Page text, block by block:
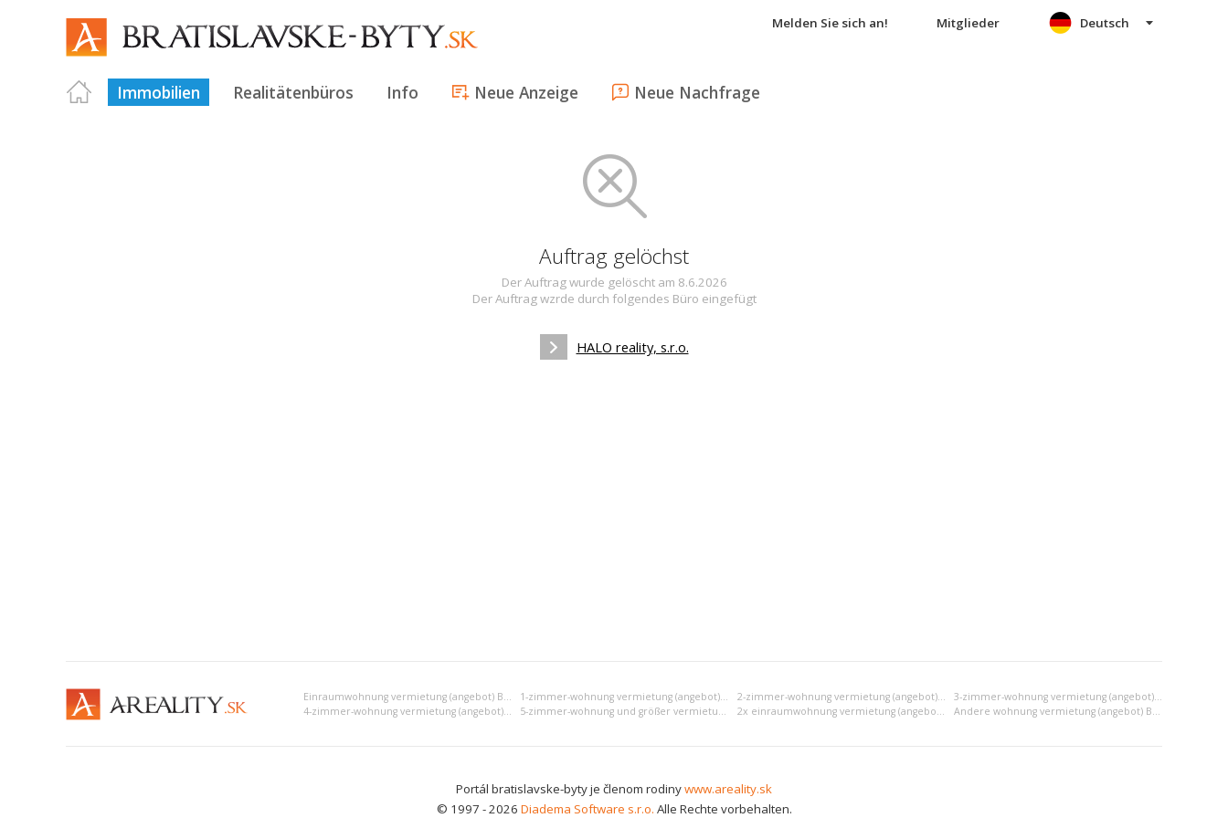
Melden Sie sich an! Mitglieder
Immobilien Realitätenbüros Info Neue Anzeige Neue Nachfrage
Deutsch
Auftrag gelöchst
Der Auftrag wurde gelöscht am 8.6.2026
Der Auftrag wzrde durch folgendes Büro eingefügt
HALO reality, s.r.o.
Einraumwohnung vermietung (angebot) Bratislava V 1-zimmer-wohnung vermietung (angebot) Bratislava V 2-zimmer-wohnung vermietung (angebot) Bratislava V
3-zimmer-wohnung vermietung (angebot) Bratislava V
4-zimmer-wohnung vermietung (angebot) Bratislava V
5-zimmer-wohnung und größer vermietung (angebot) Bratislava V 2x einraumwohnung vermietung (angebot) Bratislava V Andere wohnung vermietung (angebot) Bratislava V
Portál bratislavske-byty je členom rodinywww.areality.sk
© 1997 - 2026 Diadema Software s.r.o. Alle Rechte vorbehalten.